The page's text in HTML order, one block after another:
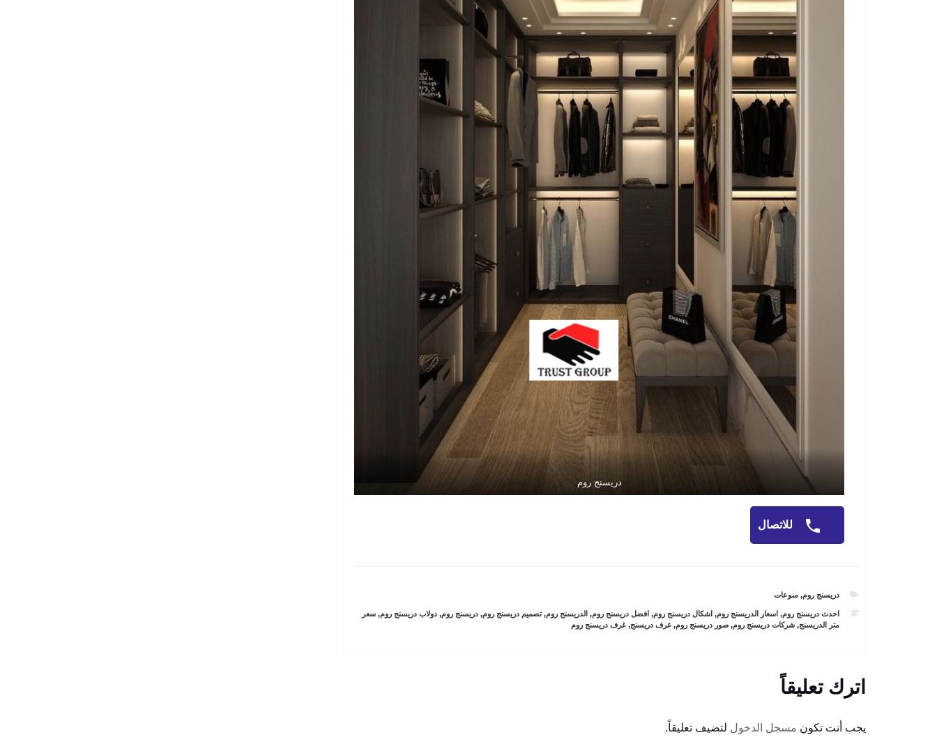
دريسنج روم
للاتصال
CATEGORIES
دريسنج روم,منوعات
TAGS
احدث دريسنج روم, اسعار الدريسنج روم, اشكال دريسنج روم, افضل دريسنج روم, الدريسنج روم,تصميم دريسنج روم,دريسنج روم,دولاب دريسنج روم,سعر
متر الدريسنج,شركات دريسنج روم,صور دريسنج روم,غرف دريسنج,غرف دريسنج روم
اترك تعليقاً
يجب أنت تكون مسجل الدخول لتضيف تعليقاً.